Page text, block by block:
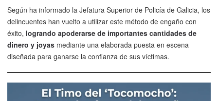
Según ha informado la Jefatura Superior de Policía de Galicia, los
delincuentes han vuelto a utilizar este método de engaño con
éxito, logrando apoderarse de importantes cantidades de
dinero y joyas mediante una elaborada puesta en escena
diseñada para ganarse la confianza de sus víctimas.